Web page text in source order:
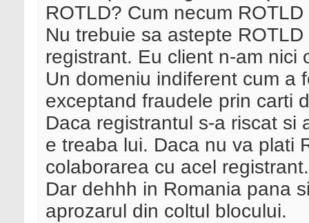
ROTLD? Cum necum
Nu trebuie sa astepte
registrant. Eu client n-am nici
Un domeniu indiferent cum a
exceptand fraudele prin carti
Daca registrantul s-a riscat si
e treaba lui. Daca nu va plati
colaborarea cu acel registrant.
Dar dehhh in Romania pana
aprozarul din coltul blocului.